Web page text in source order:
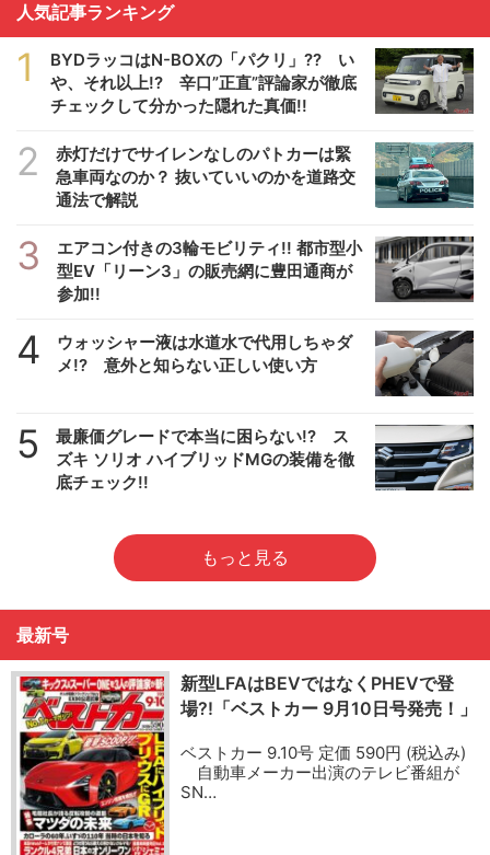
人気記事ランキング
1
BYDラッコはN-BOXの「パクリ」?? い
や、それ以上!? 辛口”正直”評論家が徹底
チェックして分かった隠れた真価!!
2
赤灯だけでサイレンなしのパトカーは緊
急車両なのか？ 抜いていいのかを道路交
通法で解説
3
エアコン付きの3輪モビリティ!! 都市型小
型EV「リーン3」の販売網に豊田通商が
参加!!
4
ウォッシャー液は水道水で代用しちゃダ
メ!? 意外と知らない正しい使い方
5
最廉価グレードで本当に困らない!? ス
ズキ ソリオ ハイブリッドMGの装備を徹
底チェック!!
もっと見る
最新号
新型LFAはBEVではなくPHEVで登
場?!「ベストカー 9月10日号発売！」
ベストカー 9.10号 定価 590円 (税込み)
自動車メーカー出演のテレビ番組が
SN…